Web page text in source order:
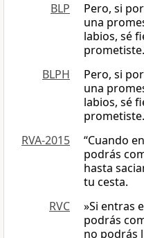
BLP
Pero, si
una
labios, sé
prometiste.
BLPH
Pero, si
una
labios, sé
prometiste.
RVA-2015
“Cuando
podrás
hasta
tu cesta.
RVC
»Si entras
podrás
no podrás